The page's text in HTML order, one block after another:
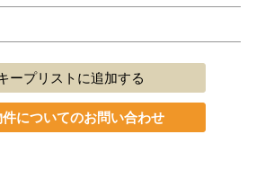
ープリストに追加する
件についてのお問い合わせ